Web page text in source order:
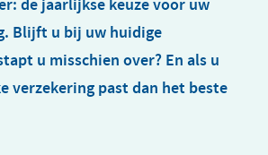
de jaarlijkse keuze voor uw
Blijft u bij uw huidige
u misschien over? En als u
verzekering past dan het beste